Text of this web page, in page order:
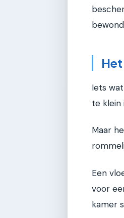
Iets
te klein
Maar
Een
voor
kamer